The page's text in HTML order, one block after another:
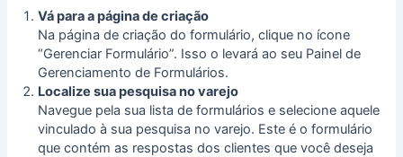
Vá para a página de criação
Na página de criação do formulário, clique no ícone
“Gerenciar Formulário”. Isso o levará ao seu Painel de
Gerenciamento de Formulários.
Localize sua pesquisa no varejo
Navegue pela sua lista de formulários e selecione aquele
vinculado à sua pesquisa no varejo. Este é o formulário
que contém as respostas dos clientes que você deseja